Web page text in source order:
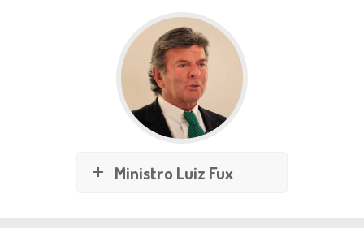
Ministro Luiz Fux